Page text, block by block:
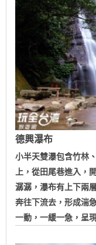
德興瀑布
小半天雙瀑包含竹林
上，從田尾巷進入，
潺潺，瀑布有上下兩
奔往下流去，形成湍
一動，一緩一急，呈